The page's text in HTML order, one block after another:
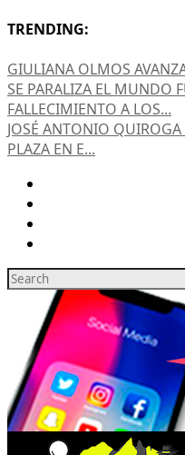
TRENDING:
GIULIANA OLMOS
SE PARALIZA EL MUNDO
FALLECIMIENTO A LOS...
JOSÉ ANTONIO
PLAZA EN E...